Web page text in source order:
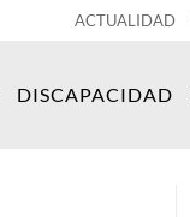
ACTUALIDAD
DISCAPACIDAD